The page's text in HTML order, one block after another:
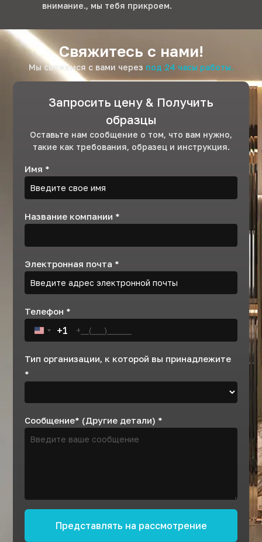
внимание., мы тебя прикроем.
Свяжитесь с нами!
Мы свяжемся с вами через под 24 часы работы.
Запросить цену & Получить
образцы
Оставьте нам сообщение о том, что вам нужно,
такие как требования, образец и инструкция.
Имя *
Название компании *
Электронная почта *
Телефон *
United States +1
+1
Тип организации, к которой вы принадлежите
*
Сообщение* (Другие детали) *
Представлять на рассмотрение